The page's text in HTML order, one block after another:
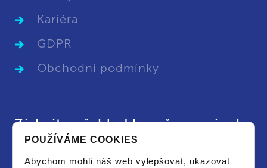
Kariéra
GDPR
Obchodní podmínky
Získejte přehled kurzů a novinek
či novinkami a souhlasím se zpracováním
POUŽÍVÁME COOKIES
Abychom mohli náš web vylepšovat, ukazovat